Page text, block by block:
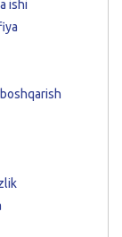
ishi